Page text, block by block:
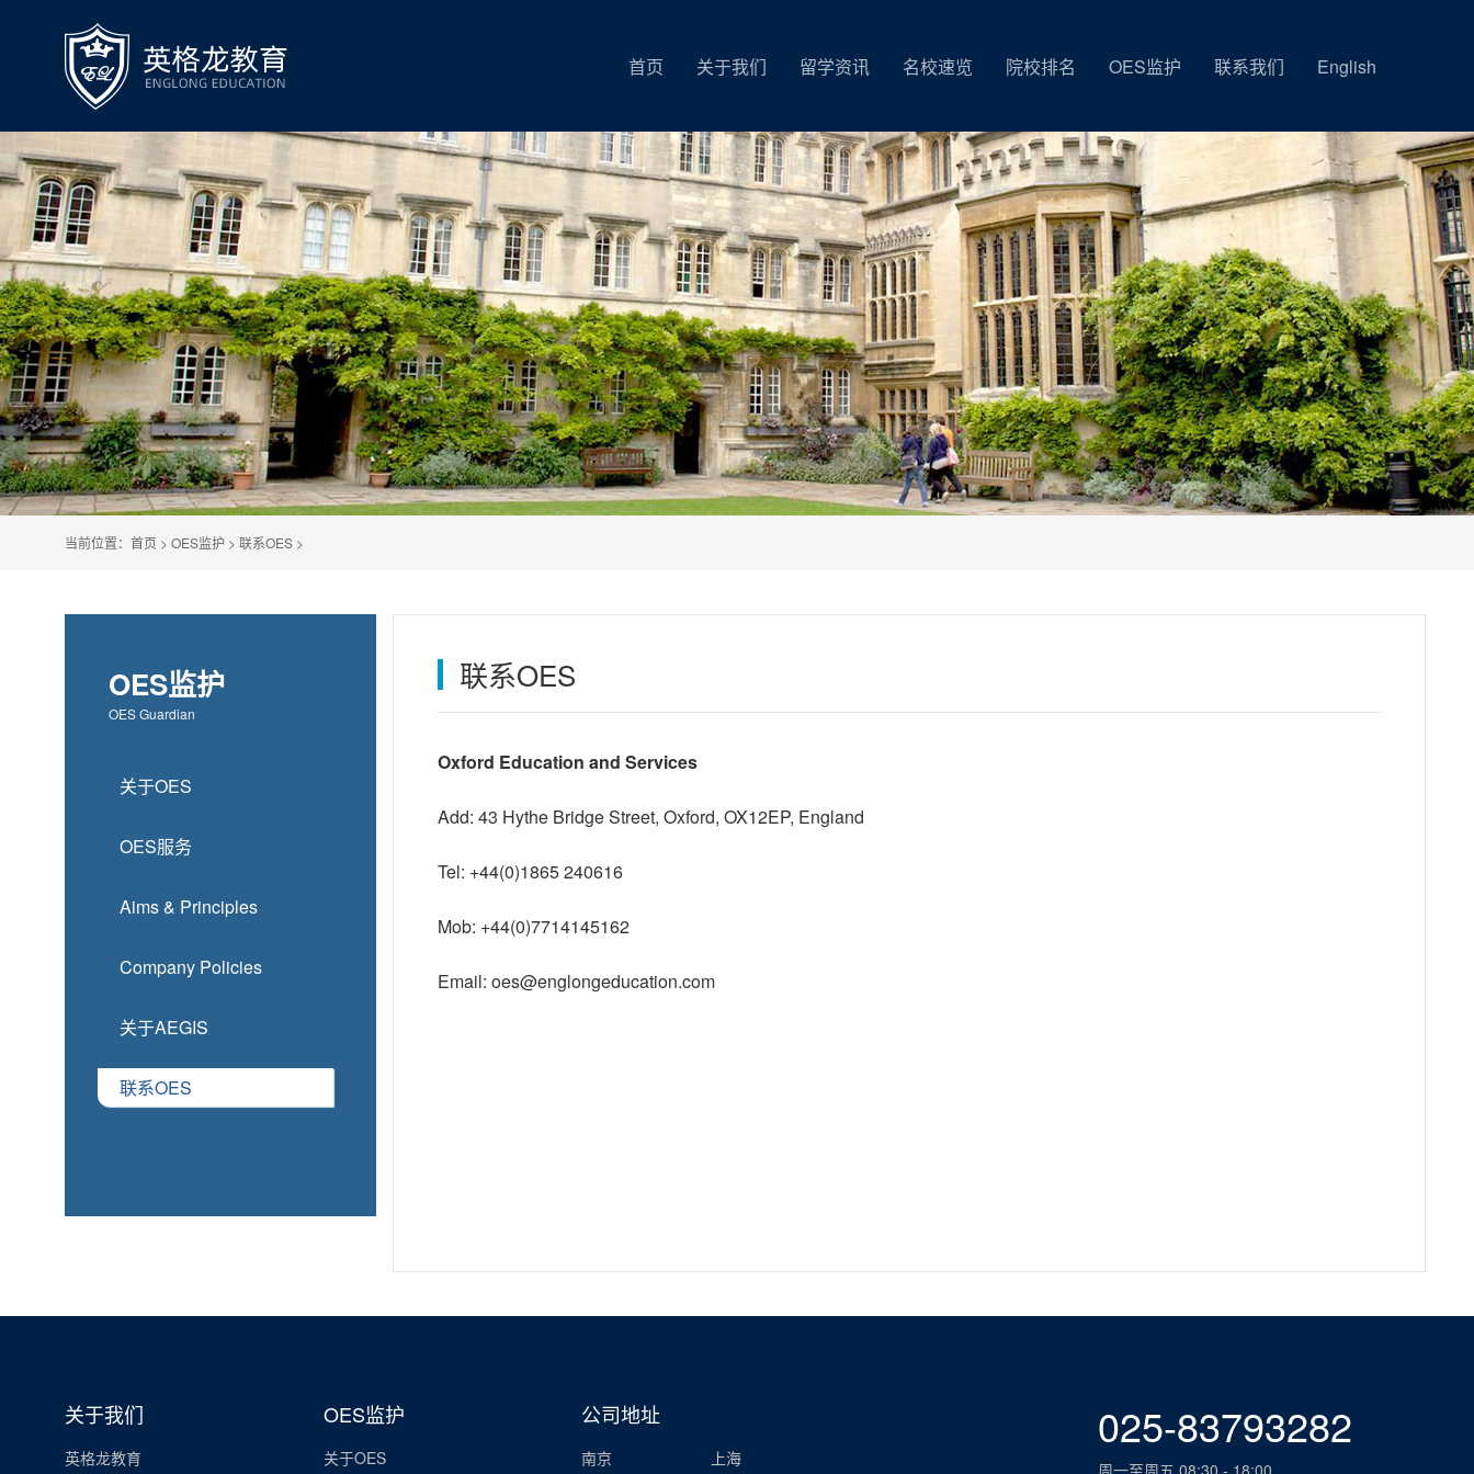
首页 关于我们 留学资讯 名校速览 院校排名 OES监护 联系我们 English
当前位置： 首页 > OES监护 > 联系OES >
OES监护
OES Guardian
关于OES
OES服务
Aims & Principles
Company Policies
关于AEGIS
联系OES
联系OES
Oxford Education and Services
Add: 43 Hythe Bridge Street, Oxford, OX12EP, England
Tel: +44(0)1865 240616
Mob: +44(0)7714145162
Email: oes@englongeducation.com
关于我们
英格龙教育
OES监护
关于OES
公司地址
南京 上海
025-83793282
周一至周五 08:30 - 18:00